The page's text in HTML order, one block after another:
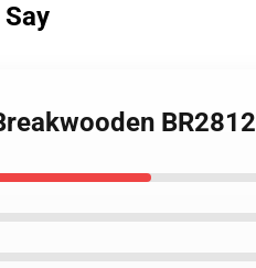
BR2812